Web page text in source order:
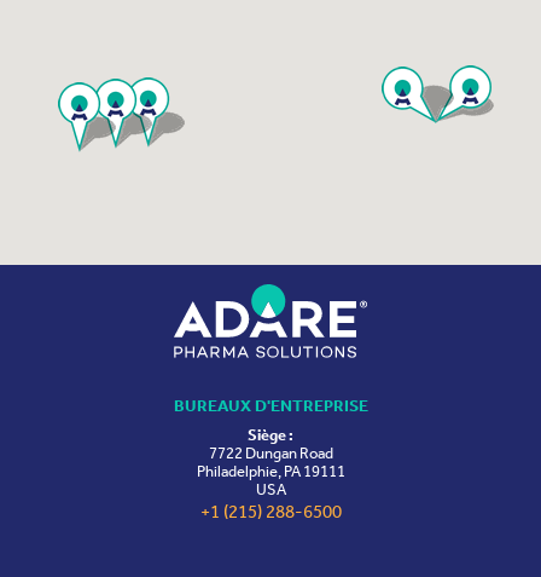
BUREAUX D'ENTREPRISE
Siège :
7722 Dungan Road
Philadelphie, PA 19111
USA
+1 (215) 288-6500